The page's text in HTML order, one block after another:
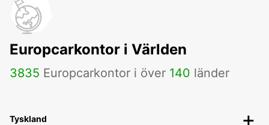
Europcarkontor i Världen
3835 Europcarkontor i över 140 länder
Tyskland